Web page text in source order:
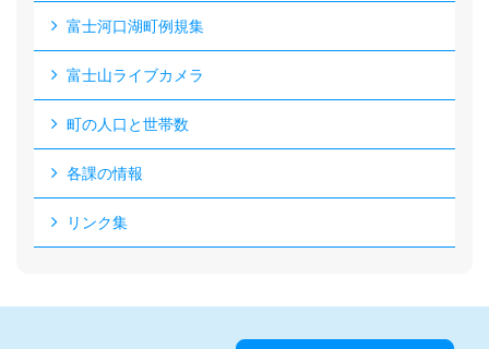
富士河口湖町例規集
富士山ライブカメラ
町の人口と世帯数
各課の情報
リンク集